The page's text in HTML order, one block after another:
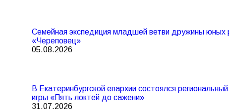
Семейная экспедиция младшей ветви дружины юных
«Череповец»
05.08.2026
В Екатеринбургской епархии состоялся
игры «Пять локтей до сажени»
31.07.2026